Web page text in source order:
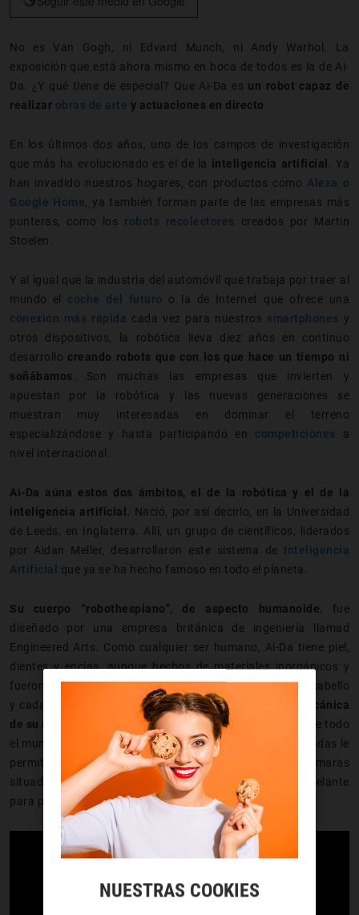
No es Van Gogh, ni Edvard Munch, ni Andy Warhol. La
exposición que está ahora mismo en boca de todos es la de Ai-
Da. ¿Y qué tiene de especial? Que Ai-Da es un robot capaz de
realizar obras de arte y actuaciones en directo
En los últimos dos años, uno de los campos de investigación
que más ha evolucionado es el de la inteligencia artificial
. Ya
han invadido nuestros hogares, con productos como Alexa o
Google Home , ya también forman parte de las empresas más
punteras, como los robots recolectores
creados por Martin
Stoelen.
Y al igual que la industria del automóvil que trabaja por traer al
mundo el coche del futuro
o la de Internet que ofrece una
conexión más rápida cada vez para nuestros smartphones y
otros dispositivos, la robótica lleva diez años en continuo
desarrollo creando robots que con los que hace un tiempo ni
soñábamos . Son muchas las empresas que invierten y
apuestan por la robótica y las nuevas generaciones se
muestran muy interesadas en dominar el terreno
especializándose y hasta participando en competiciones a
nivel internacional.
Ai-Da aúna estos dos ámbitos, el de la robótica y el de la
inteligencia artificial. Nació, por así decirlo, en la Universidad
de Leeds, en Inglaterra. Allí, un grupo de científicos, liderados
por Aidan Meller, desarrollaron este sistema de Inteligencia
Artificial que ya se ha hecho famoso en todo el planeta.
Su cuerpo “robothespiano”, de aspecto humanoide , fue
diseñado por una empresa británica de ingeniería llamad
Engineered Arts. Como cualquier ser humano, Ai-Da tiene piel,
dientes y encías, aunque hechos de materiales inorgánicos y
fueron creados con impresoras 3D. También cuenta con cabello
y cada pelo fue incrustado de manera individual.
La mecánica
de su cuerpo está expuesta , por lo que queda a la vista de todo
el mundo, aunque a veces va vestida. Sus manos articuladas le
permiten sujetar los pinceles y otros objetos y unas cámaras
situadas en sus ojos hacen que pueda ver lo que tiene delante
para pintarlo.
NUESTRAS COOKIES